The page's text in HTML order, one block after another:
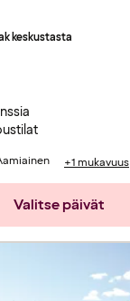
keskustasta
+1 mukavuus
Valitse päivät